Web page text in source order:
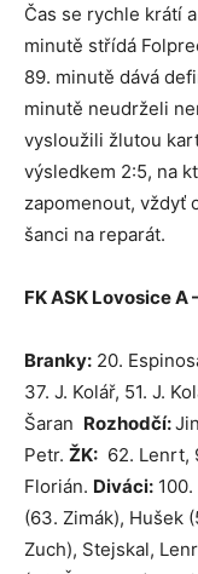
Čas se rychle krátí
minutě střídá
89. minutě dává
minutě neudrželi
vysloužili žlutou
výsledkem 2:5, na
zapomenout, vždyť
šanci na reparát.
FK ASK Lovosice A
Branky: 20.
37. J. Kolář, 51. J.
Šaran Rozhodčí:
Petr. ŽK: 62. Lenrt,
Florián. Diváci: 100.
(63. Zimák), Hušek
Zuch), Stejskal,